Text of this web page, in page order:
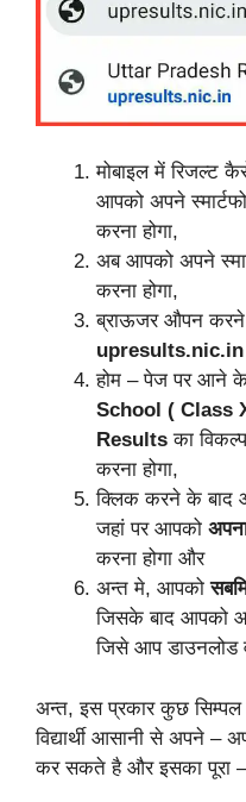
मोबाइल में रिजल्ट
आपको अपने
करना होगा,
अब आपको अपने
करना होगा,
ब्राऊजर औपन
होम – पेज पर आने
School ( Class
Results का
करना होगा,
क्लिक करने के बाद
जहां पर आपको
करना होगा और
अन्त मे, आपको
जिसके बाद आपको
जिसे आप डाउनलोड
अन्त, इस प्रकार कुछ
विद्यार्थी आसानी से अपने –
कर सकते है और इसका पूरा –